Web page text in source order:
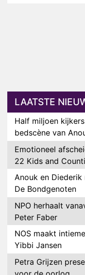
LAATSTE
Half miljoen
bedscène van
Emotioneel
22 Kids and
Anouk en
De Bondgenoten
NPO herhaalt
Peter Faber
NOS maakt
Yibbi Jansen
Petra Grijzen